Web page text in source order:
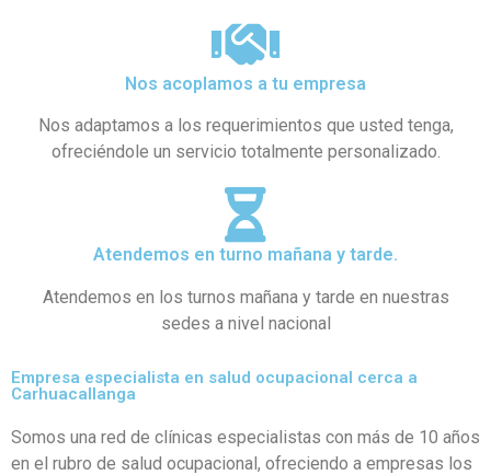
Nos acoplamos a tu empresa
Nos adaptamos a los requerimientos que usted tenga,
ofreciéndole un servicio totalmente personalizado.
Atendemos en turno mañana y tarde.
Atendemos en los turnos mañana y tarde en nuestras
sedes a nivel nacional
Empresa especialista en salud ocupacional cerca a
Carhuacallanga
Somos una red de clínicas especialistas con más de 10 años
en el rubro de salud ocupacional, ofreciendo a empresas los